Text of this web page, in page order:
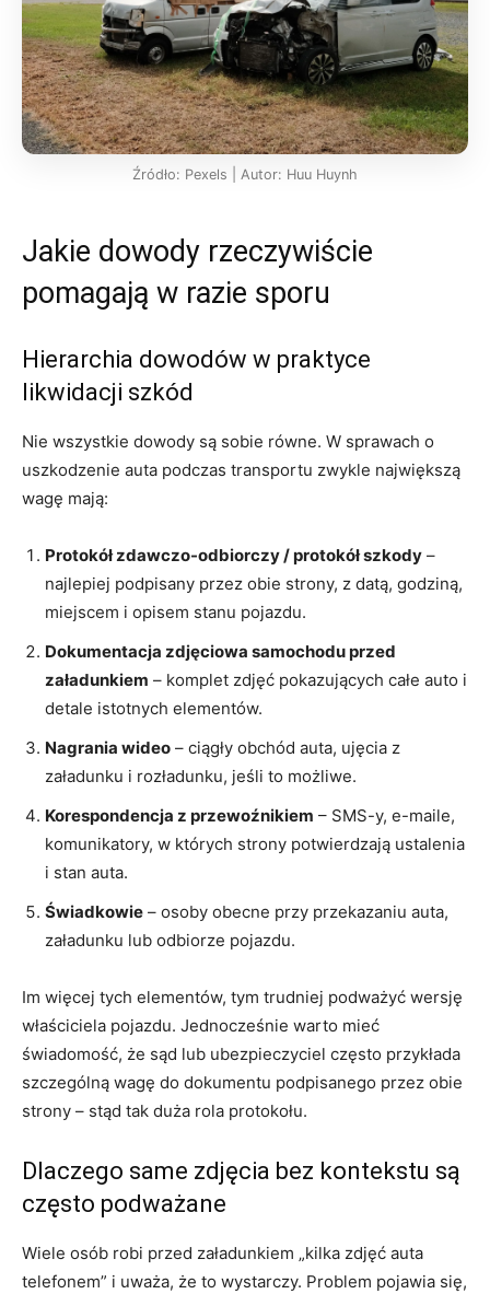
Źródło: Pexels | Autor: Huu Huynh
Jakie dowody rzeczywiście
pomagają w razie sporu
Hierarchia dowodów w praktyce
likwidacji szkód
Nie wszystkie dowody są sobie równe. W sprawach o
uszkodzenie auta podczas transportu zwykle największą
wagę mają:
Protokół zdawczo-odbiorczy / protokół szkody –
najlepiej podpisany przez obie strony, z datą, godziną,
miejscem i opisem stanu pojazdu.
Dokumentacja zdjęciowa samochodu przed
załadunkiem – komplet zdjęć pokazujących całe auto i
detale istotnych elementów.
Nagrania wideo – ciągły obchód auta, ujęcia z
załadunku i rozładunku, jeśli to możliwe.
Korespondencja z przewoźnikiem – SMS-y, e-maile,
komunikatory, w których strony potwierdzają ustalenia
i stan auta.
Świadkowie – osoby obecne przy przekazaniu auta,
załadunku lub odbiorze pojazdu.
Im więcej tych elementów, tym trudniej podważyć wersję
właściciela pojazdu. Jednocześnie warto mieć
świadomość, że sąd lub ubezpieczyciel często przykłada
szczególną wagę do dokumentu podpisanego przez obie
strony – stąd tak duża rola protokołu.
Dlaczego same zdjęcia bez kontekstu są
często podważane
Wiele osób robi przed załadunkiem „kilka zdjęć auta
telefonem” i uważa, że to wystarczy. Problem pojawia się,